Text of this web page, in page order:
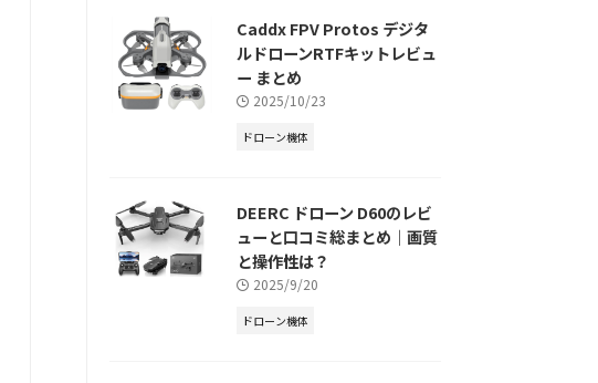
Caddx FPV Protos デジタ
ルドローンRTFキットレビュ
ー まとめ
2025/10/23
ドローン機体
DEERC ドローン D60のレビ
ューと口コミ総まとめ｜画質
と操作性は？
2025/9/20
ドローン機体